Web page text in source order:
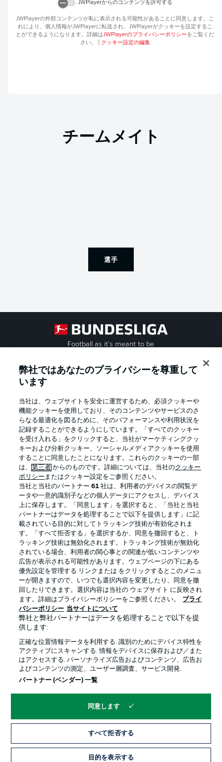
JWPlayerからのコンテンツを許可する
JWPlayerの外部コンテンツが私に表示される可能性があることに同意します。こ
れにより、個人情報がJWPlayerに転送され、 JWPlayerがクッキーを設定するこ
とができるようになります。詳細はJWPlayerのプライバシーポリシーをご覧くだ
さい。
クッキー設定の編集
チームメイト
選手
Football as it's meant to be
Official Partners
プライバシー・ポリシー 優先設定を管理する
利用条件 放送局
求人 選手
当サイトについて
© 2026 Bundesliga-Gruppe GmbH
言語をお選びください
Display Mode
弊社ではあなたのプライバシーを尊重して
います
当社は、ウェブサイトを安全に運営するため、必須クッキーや
機能クッキーを使用しており、そのコンテンツやサービスのさ
らなる最適化を図るために、そのパフォーマンスや利用状況を
記録することができるようにしています。「すべてのクッキー
を受け入れる」をクリックすると、当社がマーケティングクッ
キーおよび分析クッキー、ソーシャルメディアクッキーを使用
することに同意したことになります。これらのクッキーの一部
は、第三者 からのものです。詳細については、当社のクッキー
ポリシー またはクッキー設定をご参照ください。
当社と当社のパートナー61 社は、利用者のデバイスの閲覧デ
ータや一意的識別子などの個人データにアクセスし、デバイス
上に保存します。「同意します」を選択すると、「当社と当社
パートナーはデータを処理することで以下を提供します」に記
載されている目的に対してトラッキング技術が有効化されま
す。「すべて拒否する」を選択するか、同意を撤回すると、ト
ラッキング技術は無効化されます。トラッキング技術が無効化
されている場合、利用者の関心事との関連が低いコンテンツや
広告が表示される可能性があります。ウェブページの下にある
優先設定を管理する リンクまたは をクリックするとこのメニュ
ーが開きますので、いつでも選択内容を変更したり、同意を撤
回したりできます。選択内容は当社の ウェブサイト に反映され
ます。詳細はプライバシーポリシーをご参照ください。
プライ
バシーポリシー 当サイトについて
弊社と弊社パートナーはデータを処理することで以下を提
供します:
正確な位置情報データを利用する. 識別のためにデバイス特性を
アクティブにスキャンする. 情報をデバイスに保存および／また
はアクセスする. パーソナライズ広告およびコンテンツ、広告お
よびコンテンツの測定、ユーザー層調査、サービス開発.
パートナー (ベンダー) 一覧
同意します
すべて拒否する
目的を表示する